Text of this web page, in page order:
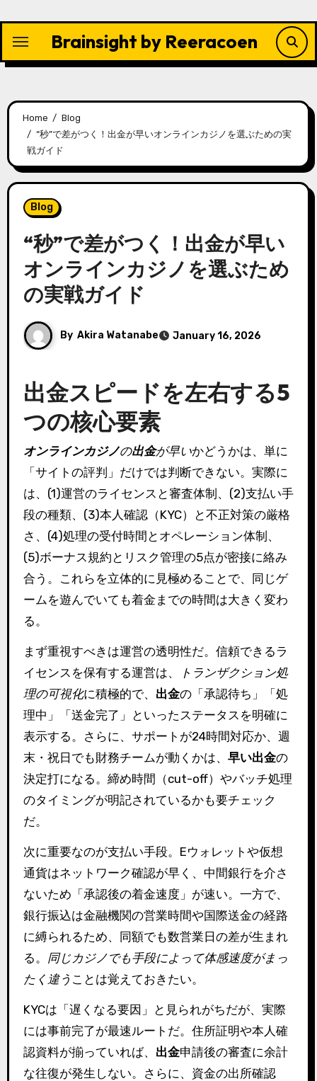
content
Brainsight by Reeracoen
Home
Blog
“秒”で差がつく！出金が早いオンラインカジノを選ぶための実
戦ガイド
Blog
“秒”で差がつく！出金が早い
オンラインカジノを選ぶため
の実戦ガイド
By Akira Watanabe January 16, 2026
出金スピードを左右する5
つの核心要素
オンラインカジノの出金が早いかどうかは、単に
「サイトの評判」だけでは判断できない。実際に
は、(1)運営のライセンスと審査体制、(2)支払い手
段の種類、(3)本人確認（KYC）と不正対策の厳格
さ、(4)処理の受付時間とオペレーション体制、
(5)ボーナス規約とリスク管理の5点が密接に絡み
合う。これらを立体的に見極めることで、同じゲ
ームを遊んでいても着金までの時間は大きく変わ
る。
まず重視すべきは運営の透明性だ。信頼できるラ
イセンスを保有する運営は、
トランザクション処
理の可視化に積極的で、 出金の「承認待ち」「処
理中」「送金完了」といったステータスを明確に
表示する。さらに、サポートが24時間対応か、週
末・祝日でも財務チームが動くかは、 早い出金の
決定打になる。締め時間（cut-off）やバッチ処理
のタイミングが明記されているかも要チェック
だ。
次に重要なのが支払い手段。Eウォレットや仮想
通貨はネットワーク確認が早く、中間銀行を介さ
ないため「承認後の着金速度」が速い。一方で、
銀行振込は金融機関の営業時間や国際送金の経路
に縛られるため、同額でも数営業日の差が生まれ
る。
同じカジノでも手段によって体感速度がまっ
たく違う ことは覚えておきたい。
KYCは「遅くなる要因」と見られがちだが、実際
には事前完了が最速ルートだ。住所証明や本人確
認資料が揃っていれば、 出金申請後の審査に余計
な往復が発生しない。さらに、資金の出所確認